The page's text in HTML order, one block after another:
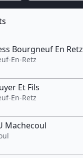
Bourgneuf En Retz
En-Retz
Et Fils
En-Retz
Machecoul